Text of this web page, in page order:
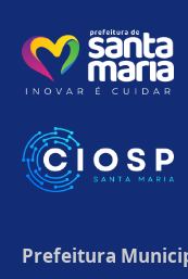
Prefeitura